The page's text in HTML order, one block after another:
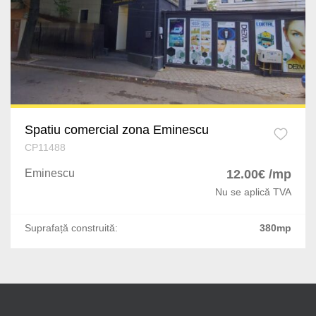
Jilava
Varteju
Silistea Snagovului
Tei
Cismigiu
Gorjului
Unirii
Domenii
Kiseleff
Eminescu
Spatiu comercial zona Eminescu
CP11488
Eminescu 12.00€ /mp
Nu se aplică TVA
Suprafață construită: 380mp